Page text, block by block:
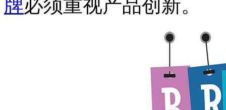
牌必须重视产品创新。